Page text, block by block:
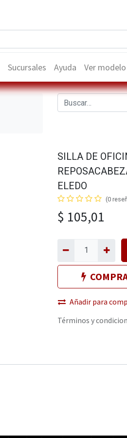
Sucursales Ayuda Ver modelo
SILLA DE
ELEDO
(0
$ 105,01
Añadir para
Términos y